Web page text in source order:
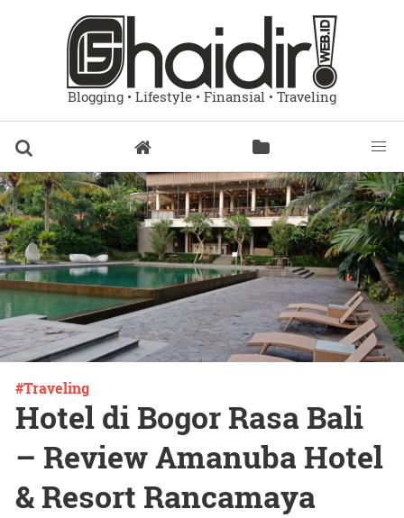
Blogging • Lifestyle • Finansial • Traveling
Traveling
Hotel di Bogor Rasa Bali
– Review Amanuba Hotel
& Resort Rancamaya